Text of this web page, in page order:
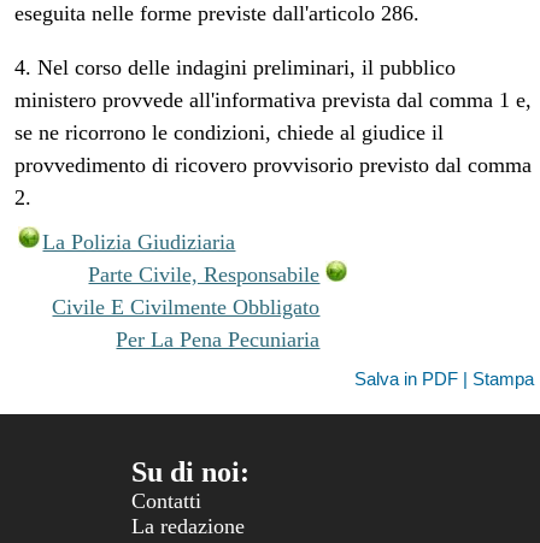
eseguita nelle forme previste dall'articolo 286.
4. Nel corso delle indagini preliminari, il pubblico
ministero provvede all'informativa prevista dal comma 1 e,
se ne ricorrono le condizioni, chiede al giudice il
provvedimento di ricovero provvisorio previsto dal comma
2.
La Polizia Giudiziaria
Parte Civile, Responsabile
Civile E Civilmente Obbligato
Per La Pena Pecuniaria
Salva in PDF | Stampa
Su di noi:
Contatti
La redazione